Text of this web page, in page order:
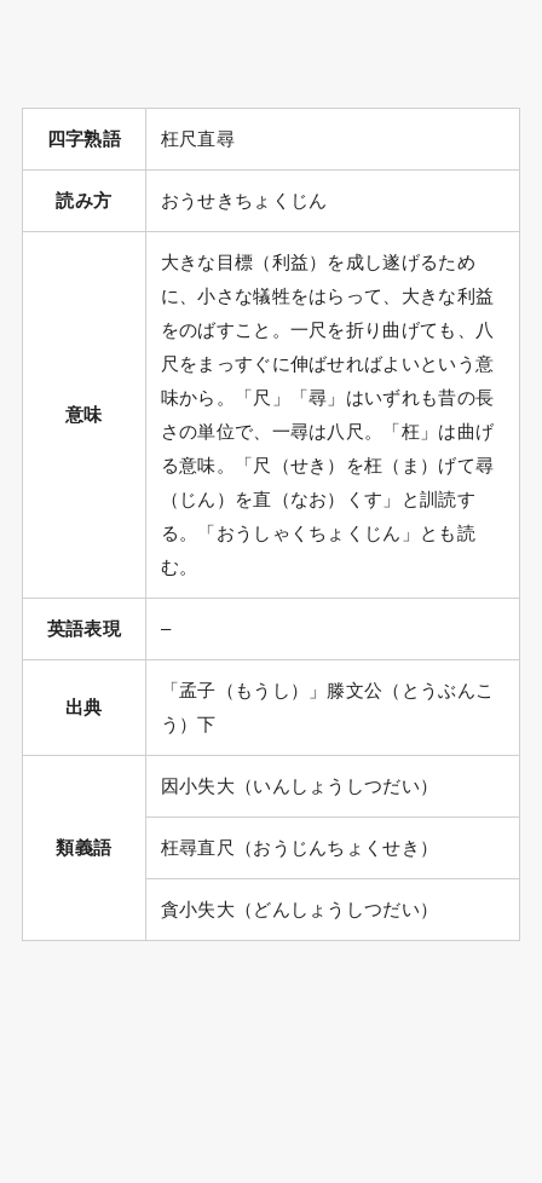
四字熟語 枉尺直尋
読み方 おうせきちょくじん
意味
大きな目標（利益）を成し遂げるため
に、小さな犠牲をはらって、大きな利益
をのばすこと。一尺を折り曲げても、八
尺をまっすぐに伸ばせればよいという意
味から。「尺」「尋」はいずれも昔の長
さの単位で、一尋は八尺。「枉」は曲げ
る意味。「尺（せき）を枉（ま）げて尋
（じん）を直（なお）くす」と訓読す
る。「おうしゃくちょくじん」とも読
む。
英語表現 –
出典
「孟子（もうし）」滕文公（とうぶんこ
う）下
類義語
因小失大（いんしょうしつだい）
枉尋直尺（おうじんちょくせき）
貪小失大（どんしょうしつだい）